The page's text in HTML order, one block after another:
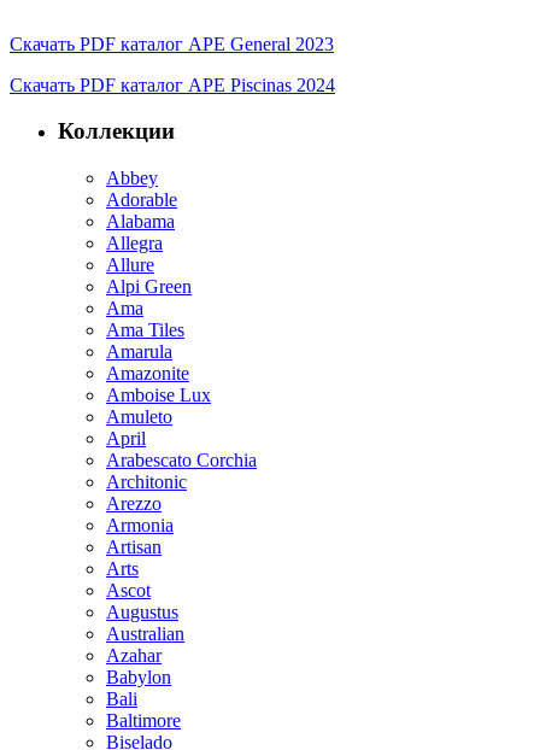
Скачать PDF каталог APE General 2023
Скачать PDF каталог APE Piscinas 2024
Коллекции
Abbey
Adorable
Alabama
Allegra
Allure
Alpi Green
Ama
Ama Tiles
Amarula
Amazonite
Amboise Lux
Amuleto
April
Arabescato Corchia
Architonic
Arezzo
Armonia
Artisan
Arts
Ascot
Augustus
Australian
Azahar
Babylon
Bali
Baltimore
Biselado